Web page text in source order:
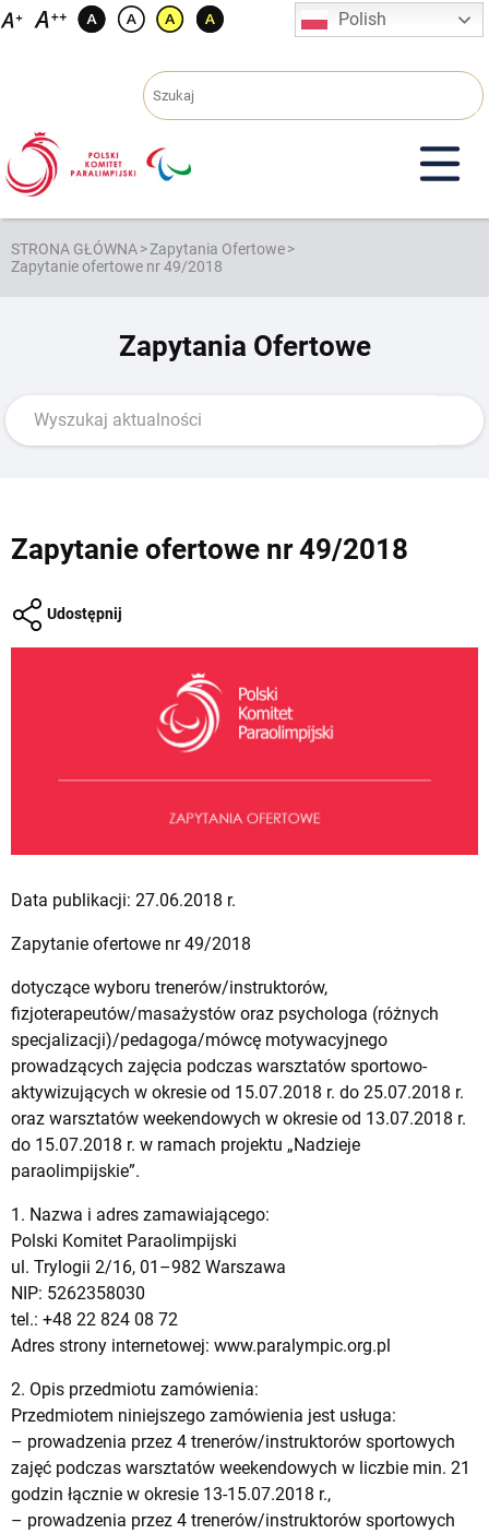
Przejdź
Polish
STRONA GŁÓWNA>Zapytania Ofertowe>
Zapytanie ofertowe nr 49/2018
Zapytania Ofertowe
Zapytanie ofertowe nr 49/2018
Udostępnij
Data publikacji: 27.06.2018 r.
Zapytanie ofertowe nr 49/2018
dotyczące wyboru trenerów/instruktorów,
fizjoterapeutów/masażystów oraz psychologa (różnych
specjalizacji)/pedagoga/mówcę motywacyjnego
prowadzących zajęcia podczas warsztatów sportowo-
aktywizujących w okresie od 15.07.2018 r. do 25.07.2018 r.
oraz warsztatów weekendowych w okresie od 13.07.2018 r.
do 15.07.2018 r. w ramach projektu „Nadzieje
paraolimpijskie”.
1. Nazwa i adres zamawiającego:
Polski Komitet Paraolimpijski
ul. Trylogii 2/16, 01–982 Warszawa
NIP: 5262358030
tel.: +48 22 824 08 72
Adres strony internetowej: www.paralympic.org.pl
2. Opis przedmiotu zamówienia:
Przedmiotem niniejszego zamówienia jest usługa:
– prowadzenia przez 4 trenerów/instruktorów sportowych
zajęć podczas warsztatów weekendowych w liczbie min. 21
godzin łącznie w okresie 13-15.07.2018 r.,
– prowadzenia przez 4 trenerów/instruktorów sportowych